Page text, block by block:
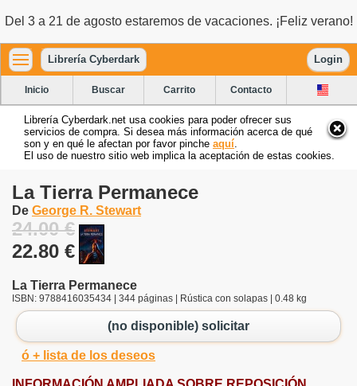
Del 3 a 21 de agosto estaremos de vacaciones. ¡Feliz verano!
Librería Cyberdark Login
Inicio Buscar Carrito Contacto
Librería Cyberdark.net usa cookies para poder ofrecer sus
servicios de compra. Si desea más información acerca de qué
son y en qué le afectan por favor pinche aquí
El uso de nuestro sitio web implica la aceptación de estas cookies.
La Tierra Permanece
De George R. Stewart
24.00 €
22.80 €
La Tierra Permanece
ISBN: 9788416035434 | 344 páginas | Rústica con solapas | 0.48 kg
(no disponible) solicitar
ó + lista de los deseos